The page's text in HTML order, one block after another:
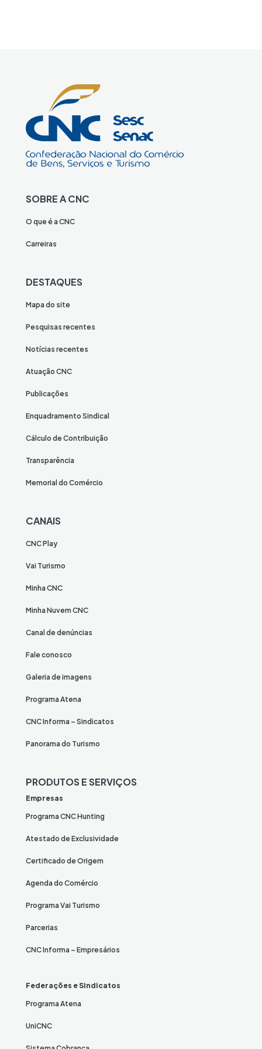
SOBRE A CNC
O que é a CNC
Carreiras
DESTAQUES
Mapa do site
Pesquisas recentes
Notícias recentes
Atuação CNC
Publicações
Enquadramento Sindical
Cálculo de Contribuição
Transparência
Memorial do Comércio
CANAIS
CNC Play
Vai Turismo
Minha CNC
Minha Nuvem CNC
Canal de denúncias
Fale conosco
Galeria de imagens
Programa Atena
CNC Informa – Sindicatos
Panorama do Turismo
PRODUTOS E SERVIÇOS
Empresas
Programa CNC Hunting
Atestado de Exclusividade
Certificado de Origem
Agenda do Comércio
Programa Vai Turismo
Parcerias
CNC Informa – Empresários
Federações e Sindicatos
Programa Atena
UniCNC